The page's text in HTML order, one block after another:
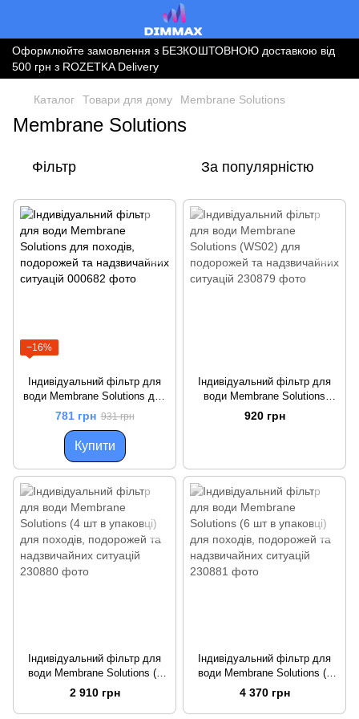
Оформлюйте замовлення з БЕЗКОШТОВНОЮ доставкою від
500 грн з ROZETKA Delivery
Каталог Товари для дому Membrane Solutions
Membrane Solutions
Фільтр За популярністю
−16%
Індивідуальний фільтр для
води Membrane Solutions для
походів, подорожей та
надзвичайних ситуацій
781 грн 931 грн
Купити
Індивідуальний фільтр для
води Membrane Solutions
(WS02) для подорожей та
надзвичайних ситуацій
920 грн
Індивідуальний фільтр для
води Membrane Solutions (4
шт в упаковці) для походів,
подорожей та надзвичайних
ситуацій
2 910 грн
Індивідуальний фільтр для
води Membrane Solutions (6
шт в упаковці) для походів,
подорожей та надзвичайних
ситуацій
4 370 грн